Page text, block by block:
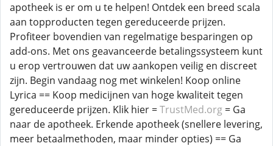
apotheek is er om u te helpen! Ontdek een breed scala
aan topproducten tegen gereduceerde prijzen.
Profiteer bovendien van regelmatige besparingen op
add-ons. Met ons geavanceerde betalingssysteem kunt
u erop vertrouwen dat uw aankopen veilig en discreet
zijn. Begin vandaag nog met winkelen! Koop online
Lyrica == Koop medicijnen van hoge kwaliteit tegen
gereduceerde prijzen. Klik hier =TrustMed.org = Ga
naar de apotheek. Erkende apotheek (snellere levering,
meer betaalmethoden, maar minder opties) == Ga